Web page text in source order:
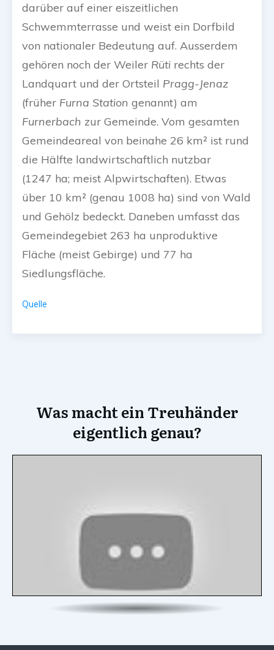
darüber auf einer eiszeitlichen
Schwemmterrasse und weist ein Dorfbild
von nationaler Bedeutung auf. Ausserdem
gehören noch der Weiler Rüti rechts der
Landquart und der Ortsteil Pragg-Jenaz
(früher Furna Station genannt) am
Furnerbach zur Gemeinde. Vom gesamten
Gemeindeareal von beinahe 26 km² ist rund
die Hälfte landwirtschaftlich nutzbar
(1247 ha; meist Alpwirtschaften). Etwas
über 10 km² (genau 1008 ha) sind von Wald
und Gehölz bedeckt. Daneben umfasst das
Gemeindegebiet 263 ha unproduktive
Fläche (meist Gebirge) und 77 ha
Siedlungsfläche.
Quelle
Was macht ein Treuhänder
eigentlich genau?